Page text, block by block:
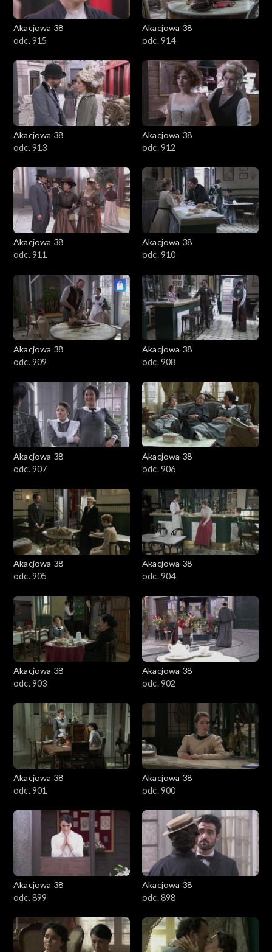
Akacjowa 38
odc. 915
Akacjowa 38
odc. 914
Akacjowa 38
odc. 913
Akacjowa 38
odc. 912
Akacjowa 38
odc. 911
Akacjowa 38
odc. 910
Akacjowa 38
odc. 909
Akacjowa 38
odc. 908
Akacjowa 38
odc. 907
Akacjowa 38
odc. 906
Akacjowa 38
odc. 905
Akacjowa 38
odc. 904
Akacjowa 38
odc. 903
Akacjowa 38
odc. 902
Akacjowa 38
odc. 901
Akacjowa 38
odc. 900
Akacjowa 38
odc. 899
Akacjowa 38
odc. 898